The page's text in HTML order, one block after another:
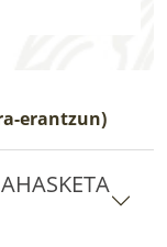
erantzun)